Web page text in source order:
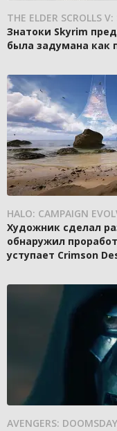
THE ELDER SCROLLS V:
Знатоки Skyrim
была задумана как
HALO: CAMPAIGN
Художник сделал
обнаружил
уступает Crimson
AVENGERS: DOOMSDAY